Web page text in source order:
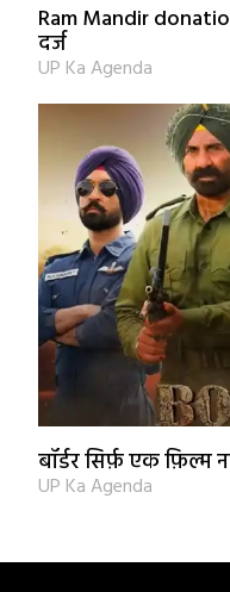
Ram Mandir
दर्ज
UP Ka Agenda
बॉर्डर सिर्फ़ एक
UP Ka Agenda